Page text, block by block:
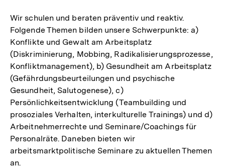
Wir schulen und beraten präventiv und reaktiv.
Folgende Themen bilden unsere Schwerpunkte: a)
Konflikte und Gewalt am Arbeitsplatz
(Diskriminierung, Mobbing, Radikalisierungsprozesse,
Konfliktmanagement), b) Gesundheit am Arbeitsplatz
(Gefährdungsbeurteilungen und psychische
Gesundheit, Salutogenese), c)
Persönlichkeitsentwicklung (Teambuilding und
prosoziales Verhalten, interkulturelle Trainings) und d)
Arbeitnehmerrechte und Seminare/Coachings für
Personalräte. Daneben bieten wir
arbeitsmarktpolitische Seminare zu aktuellen Themen
an.